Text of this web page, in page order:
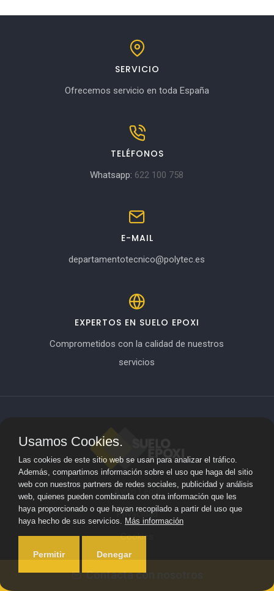
Contacta con nosotros
SERVICIO
Ofrecemos servicio en toda España
TELÉFONOS
Whatsapp: 622 100 758
E-MAIL
departamentotecnico@polytec.es
EXPERTOS EN SUELO EPOXI
Comprometidos con la calidad de nuestros
servicios
Aviso Legal
Privacidad
Cookies
Usamos Cookies.
Las cookies de este sitio web se usan para analizar el tráfico.
Además, compartimos información sobre el uso que haga del sitio
web con nuestros partners de redes sociales, publicidad y análisis
web, quienes pueden combinarla con otra información que les
haya proporcionado o que hayan recopilado a partir del uso que
haya hecho de sus servicios. Más información
Permitir Denegar